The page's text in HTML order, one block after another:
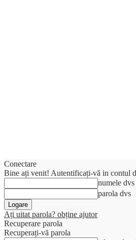
Conectare
Bine ați venit! Autentificați-vă in contul
numele
parola dvs
Ați uitat parola? obține ajutor
Recuperare parola
Recuperați-vă parola